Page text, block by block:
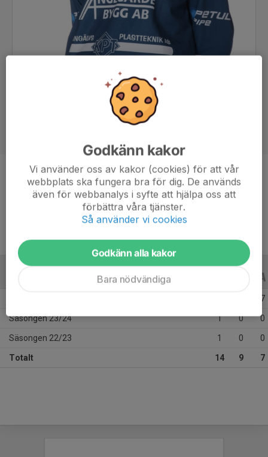
Position
-
16 år
ALLA ÅR
7
Säsongen 23/24 1 0 0
Säsongen 22/23 1 0 0
Totalt 14 9 7
Godkänn kakor
Vi använder oss av kakor (cookies) för att vår
webbplats ska fungera bra för dig. De används
även för webbanalys i syfte att hjälpa oss att
förbättra våra tjänster.
Så använder vi cookies
Godkänn alla kakor
Bara nödvändiga